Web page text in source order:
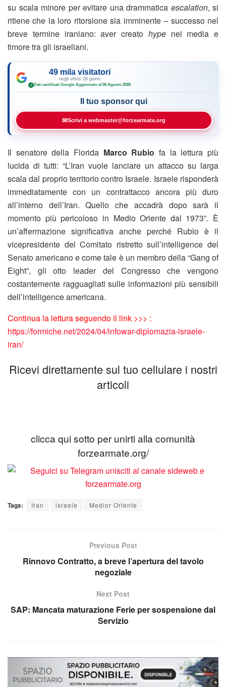
su scala minore per evitare una drammatica escalation, si
ritiene che la loro ritorsione sia imminente – successo nel
breve termine iraniano: aver creato hypenei media e
timore tra gli israeliani.
49 mila visitatori
negli ultimi 28 giorni
✓ Dati certificati Google·Aggiornato al 06 Agosto 2026
Il tuo sponsor qui
✉Scrivi a webmaster@forzearmate.org
Il senatore della Florida Marco Rubio fa la lettura più
lucida di tutti: “L’Iran vuole lanciare un attacco su larga
scala dal proprio territorio contro Israele. Israele risponderà
immediatamente con un contrattacco ancora più duro
all’interno dell’Iran. Quello che accadrà dopo sarà il
momento più pericoloso in Medio Oriente dal 1973”. È
un’affermazione significativa anche perché Rubio è il
vicepresidente del Comitato ristretto sull’intelligence del
Senato americano e come tale è un membro della “Gang of
Eight”, gli otto leader del Congresso che vengono
costantemente ragguagliati sulle informazioni più sensibili
dell’intelligence americana.
Continua la lettura seguendo il link >>> :
https://formiche.net/2024/04/infowar-diplomazia-israele-
iran/
Ricevi direttamente sul tuo cellulare i nostri
articoli
clicca qui sotto per unirti alla comunità
forzearmate.org/
Tags: Iran israele Medior Oriente
Previous Post
Rinnovo Contratto, a breve l’apertura del tavolo
negoziale
Next Post
SAP: Mancata maturazione Ferie per sospensione dal
Servizio